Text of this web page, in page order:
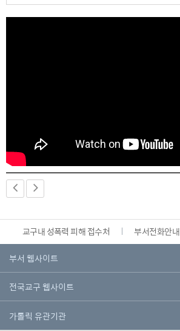
교구내 성폭력 피해 접수처 부서전화안내